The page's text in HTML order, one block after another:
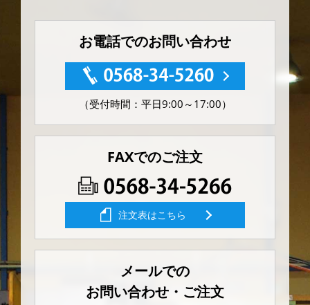
お電話でのお問い合わせ
（受付時間：平日9:00～17:00）
FAXでのご注文
注文表はこちら
メールでの
お問い合わせ・ご注文